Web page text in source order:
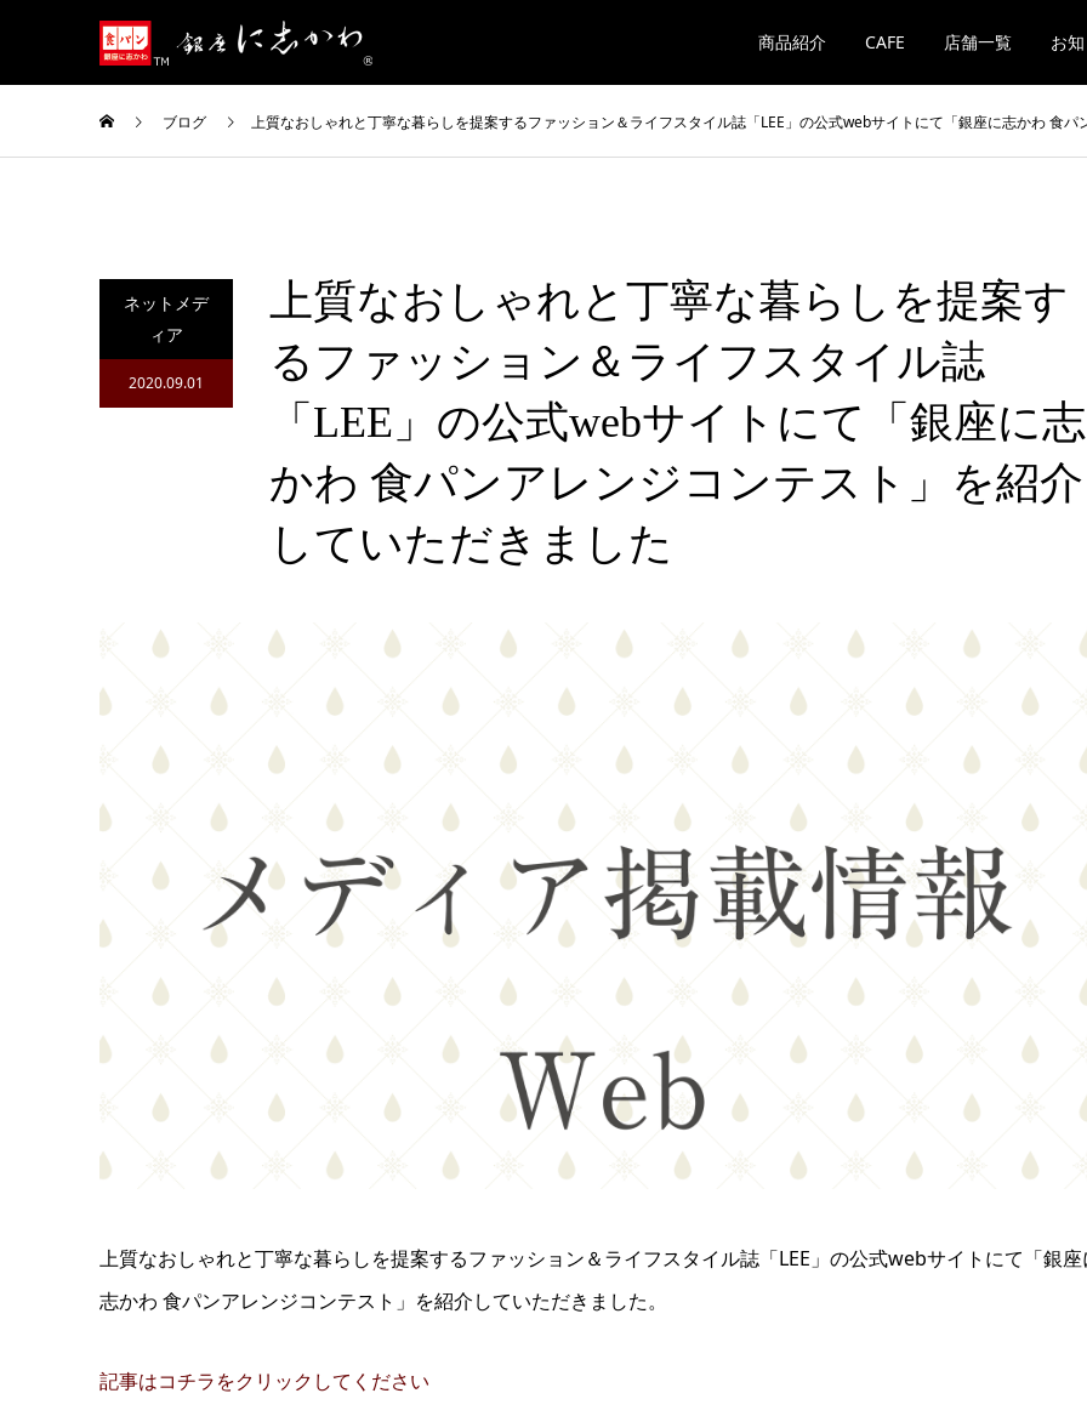
商品紹介 CAFE 店舗一覧 お
ブログ 上質なおしゃれと丁寧な暮らしを提案するファッション＆ライフスタイル誌「LEE」の公式webサイトにて「銀座に志かわ 食
ネットメデ
ィア
2020.09.01
上質なおしゃれと丁寧な暮らしを提案す
るファッション＆ライフスタイル誌
「LEE」の公式webサイトにて「銀座に志
かわ 食パンアレンジコンテスト」を紹介
していただきました
上質なおしゃれと丁寧な暮らしを提案するファッション＆ライフスタイル誌「LEE」の公式webサイトにて「銀座
志かわ 食パンアレンジコンテスト」を紹介していただきました。
記事はコチラをクリックしてください